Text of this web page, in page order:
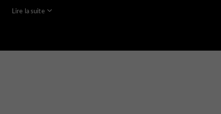
Lire la suite